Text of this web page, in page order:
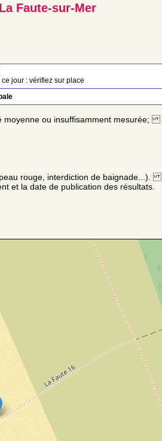
Faute-sur-Mer
jour : vérifiez sur place
moyenne ou insuffisamment mesurée;
rouge, interdiction de baignade...).
et la date de publication des résultats.